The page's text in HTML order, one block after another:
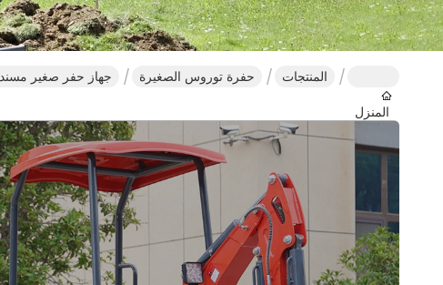
المنزل
المنتجات حفرة توروس الصغيرة جهاز حفر صغير مسند 1200 كجم معدات الحفر المصغرة